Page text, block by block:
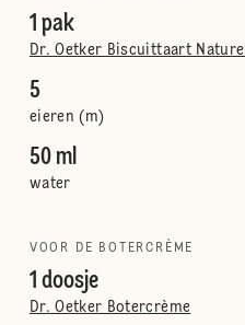
1 pak
Dr. Oetker Biscuittaart Naturel
5
eieren (m)
50 ml
water
VOOR DE BOTERCRÈME
1 doosje
Dr. Oetker Botercrème